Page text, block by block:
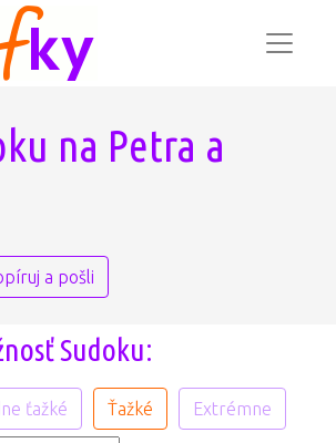
na Petra a
a pošli
Sudoku:
ťažké Ťažké Extrémne